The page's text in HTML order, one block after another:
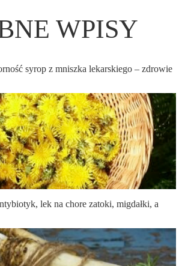
WPISY
syrop z mniszka lekarskiego – zdrowie
lek na chore zatoki, migdałki, a